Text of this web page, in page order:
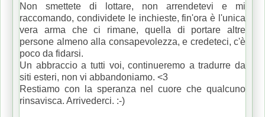
Non smettete di lottare, non arrendetevi e mi
raccomando, condividete le inchieste, fin'ora è l'unica
vera arma che ci rimane, quella di portare altre
persone almeno alla consapevolezza, e credeteci, c'è
poco da fidarsi.
Un abbraccio a tutti voi, continueremo a tradurre da
siti esteri, non vi abbandoniamo. <3
Restiamo con la speranza nel cuore che qualcuno
rinsavisca. Arrivederci. :-)